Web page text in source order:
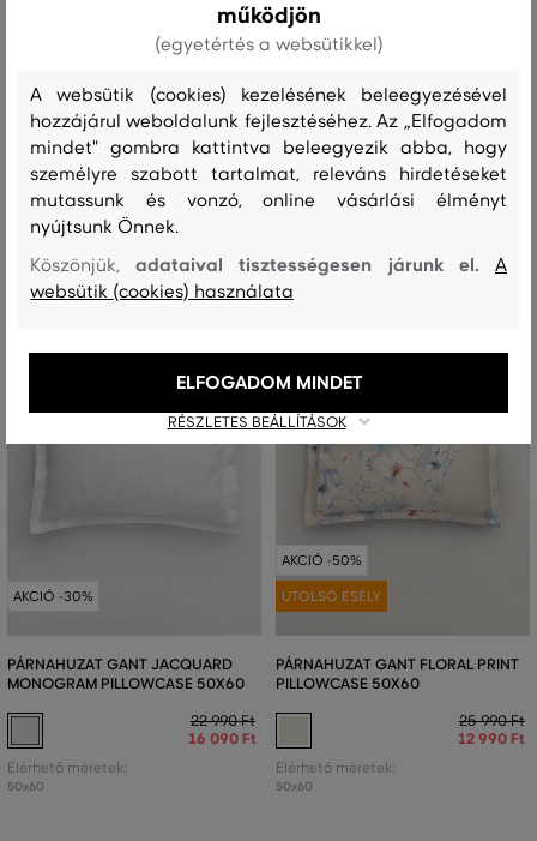
PÁRNAHUZAT GANT ARCHIVE
24 990 Ft
17 490 Ft
Elérhető méretek:
50x60
PÁRNAHUZAT GANT SATEEN
22 990 Ft
16 090 Ft
Elérhető méretek:
50x60
AKCIÓ -30%
PÁRNAHUZAT GANT JACQUARD
MONOGRAM PILLOWCASE 50X60
22 990 Ft
16 090 Ft
Elérhető méretek:
50x60
AKCIÓ -50%
UTOLSÓ ESÉLY
PÁRNAHUZAT GANT FLORAL PRINT
PILLOWCASE 50X60
25 990 Ft
12 990 Ft
Elérhető méretek:
50x60
működjön
(egyetértés a websütikkel)
A websütik (cookies) kezelésének beleegyezésével
hozzájárul weboldalunk fejlesztéséhez. Az „Elfogadom
mindet" gombra kattintva beleegyezik abba, hogy
személyre szabott tartalmat, releváns hirdetéseket
mutassunk és vonzó, online vásárlási élményt
nyújtsunk Önnek.
Köszönjük,adataival tisztességesen járunk el.A
websütik (cookies) használata
RÉSZLETES BEÁLLÍTÁSOK
ELFOGADOM MINDET